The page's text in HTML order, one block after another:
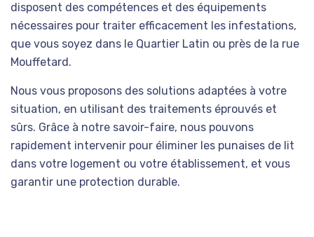
disposent des compétences et des équipements
nécessaires pour traiter efficacement les infestations,
que vous soyez dans le Quartier Latin ou près de la rue
Mouffetard.
Nous vous proposons des solutions adaptées à votre
situation, en utilisant des traitements éprouvés et
sûrs. Grâce à notre savoir-faire, nous pouvons
rapidement intervenir pour éliminer les punaises de lit
dans votre logement ou votre établissement, et vous
garantir une protection durable.